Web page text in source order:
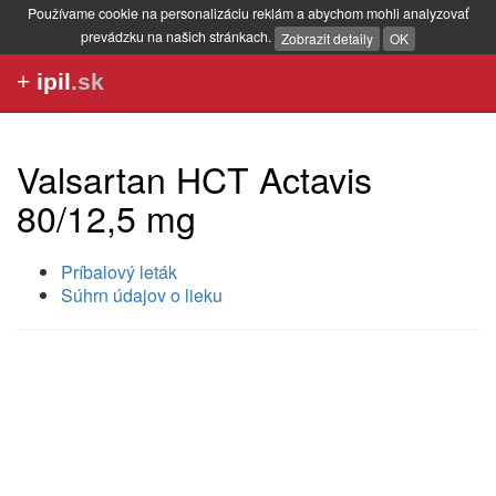
Používame cookie na personalizáciu reklám a abychom mohli analyzovať
prevádzku na našich stránkach. Zobrazit detaily OK
+ ipil.sk
Valsartan HCT Actavis
80/12,5 mg
Príbalový leták
Súhrn údajov o lieku